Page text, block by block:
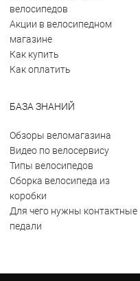
велосипедов
Акции в велосипедном
магазине
Как купить
Как оплатить
БАЗА ЗНАНИЙ
Обзоры веломагазина
Видео по велосервису
Типы велосипедов
Сборка велосипеда из
коробки
Для чего нужны контактные
педали